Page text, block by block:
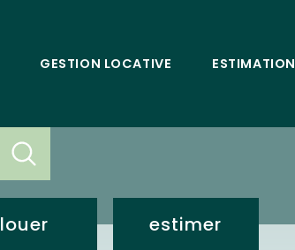
GESTION LOCATIVE ESTIMATION
louer estimer